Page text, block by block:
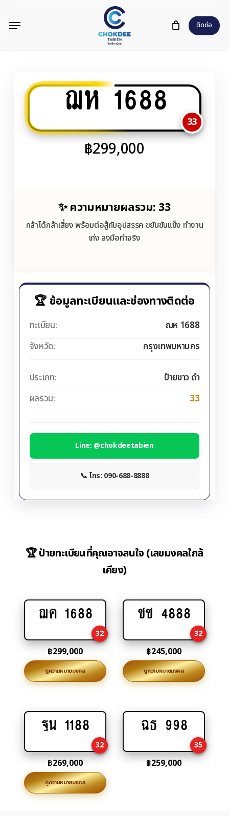
content
ติดต่อ
Menu
ฌห 1688
33
฿299,000
✨ ความหมายผลรวม: 33
กล้าได้กล้าเสี่ยง พร้อมต่อสู้กับอุปสรรค ขยันขันแข็ง ทำงาน
เก่ง ลงมือทำจริง
🏆 ข้อมูลทะเบียนและช่องทางติดต่อ
ทะเบียน:
ฌห 1688
จังหวัด:
กรุงเทพมหานคร
ประเภท:
ป้ายขาว ดำ
ผลรวม:
33
Line: @chokdeetabien
📞 โทร: 090-688-8888
🏆 ป้ายทะเบียนที่คุณอาจสนใจ (เลขมงคลใกล้
เคียง)
Add
cart
ฌค 1688
32
฿299,000
ดูความหมายมงคล
Add
cart
ชช 4888
32
฿245,000
ดูความหมายมงคล
Add
cart
ฐน 1188
32
฿269,000
ดูความหมายมงคล
Add
cart
ฉธ 998
35
฿259,000